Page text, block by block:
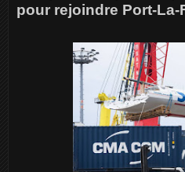
pour rejoindre Port-La-